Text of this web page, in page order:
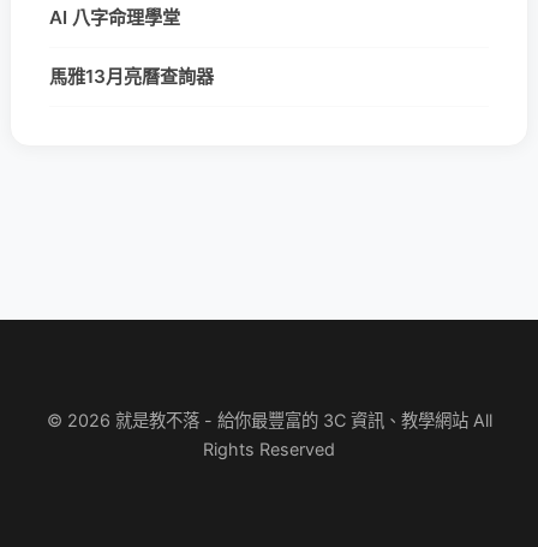
AI 八字命理學堂
馬雅13月亮曆查詢器
© 2026 就是教不落 - 給你最豐富的 3C 資訊、教學網站 All
Rights Reserved